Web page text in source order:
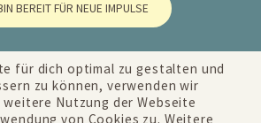
BEREIT FÜR NEUE IMPULSE
für dich optimal zu gestalten und
zu können, verwenden wir
Nutzung der Webseite
von Cookies zu. Weitere